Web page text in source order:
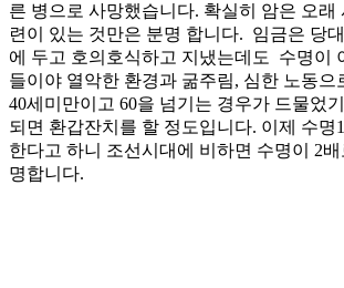
른 병으로 사망했습니다. 확실히 암은 오래
련이 있는 것만은 분명 합니다. 임금은 당
에 두고 호의호식하고 지냈는데도 수명이
들이야 열악한 환경과 굶주림, 심한 노동으
40세미만이고 60을 넘기는 경우가 드물었
되면 환갑잔치를 할 정도입니다. 이제 수명
한다고 하니 조선시대에 비하면 수명이 2
명합니다.